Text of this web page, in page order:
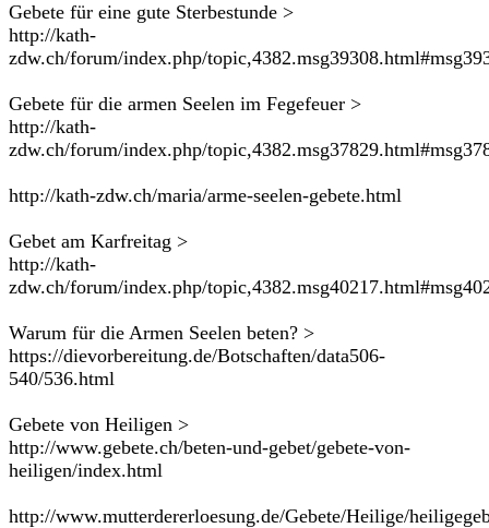
Gebete für eine gute Sterbestunde >
http://kath-
zdw.ch/forum/index.php/
Gebete für die armen Seelen im Fegefeuer >
http://kath-
zdw.ch/forum/index.php/
http://kath-zdw.ch/maria/arme-seelen-gebete.html
Gebet am Karfreitag >
http://kath-
zdw.ch/forum/index.php/
Warum für die Armen Seelen beten? >
https://dievorbereitung.de/Botschaften/data506-
540/536.html
Gebete von Heiligen >
http://www.gebete.ch/beten-und-gebet/gebete-von-
heiligen/index.html
http://www.mutterdererloesung.de/Gebete/Heilige/